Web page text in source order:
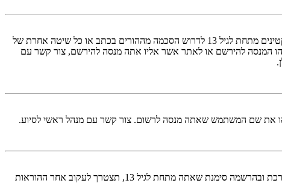
COPPA, או החוק לפרטיות והגנה המקוונת של הילד של 1998, הוא חוק בארצות הברית הדורש מאתרים ברשת אשר יכולים לאסוף מידע מקטינים מתחת לגיל 13 לדרוש הסכמה מההורים בכתב או כל שיטה אחרת של
14 13. אם אינך בטוח אם חוק זה חל לגביך בתור מישהו המנסה להירשם או לאתר אשר אליו אתה מנסה להירשם, צור קשר עם
ראשית, בדוק את שם המשתמש והססמה שהזנת. אם הם נכונים, אז כנראה ואת מהדברים הבאים קרה. אם מערכת ה־COPPA פועלת במערכת ובהרשמה סימנת שאתה מתחת לגיל 13, תצטרך לעקוב אחר ההוראות